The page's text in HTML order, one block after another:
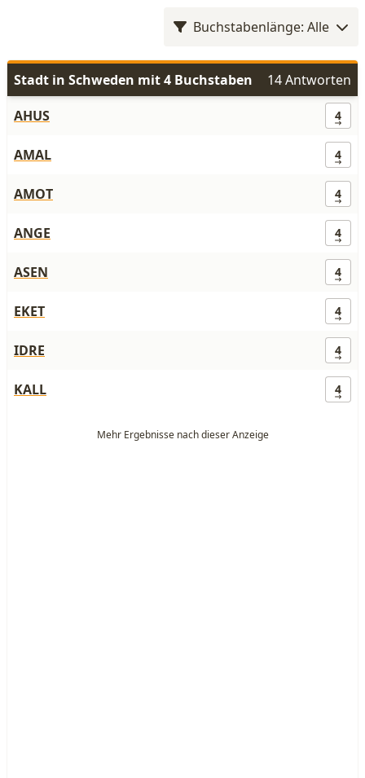
Buchstabenlänge: Alle
Stadt in Schweden mit 4 Buchstaben
14 Antworten
AHUS
4
AMAL 4
AMOT 4
ANGE 4
ASEN 4
EKET 4
IDRE 4
KALL 4